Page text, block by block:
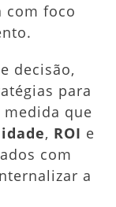
com foco
decisão,
para
que
, ROI e
com
a